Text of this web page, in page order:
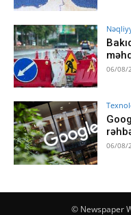
06/08/
06/08/
© Newspaper